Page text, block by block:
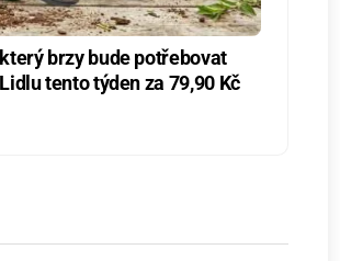
brzy bude potřebovat
tento týden za 79,90 Kč